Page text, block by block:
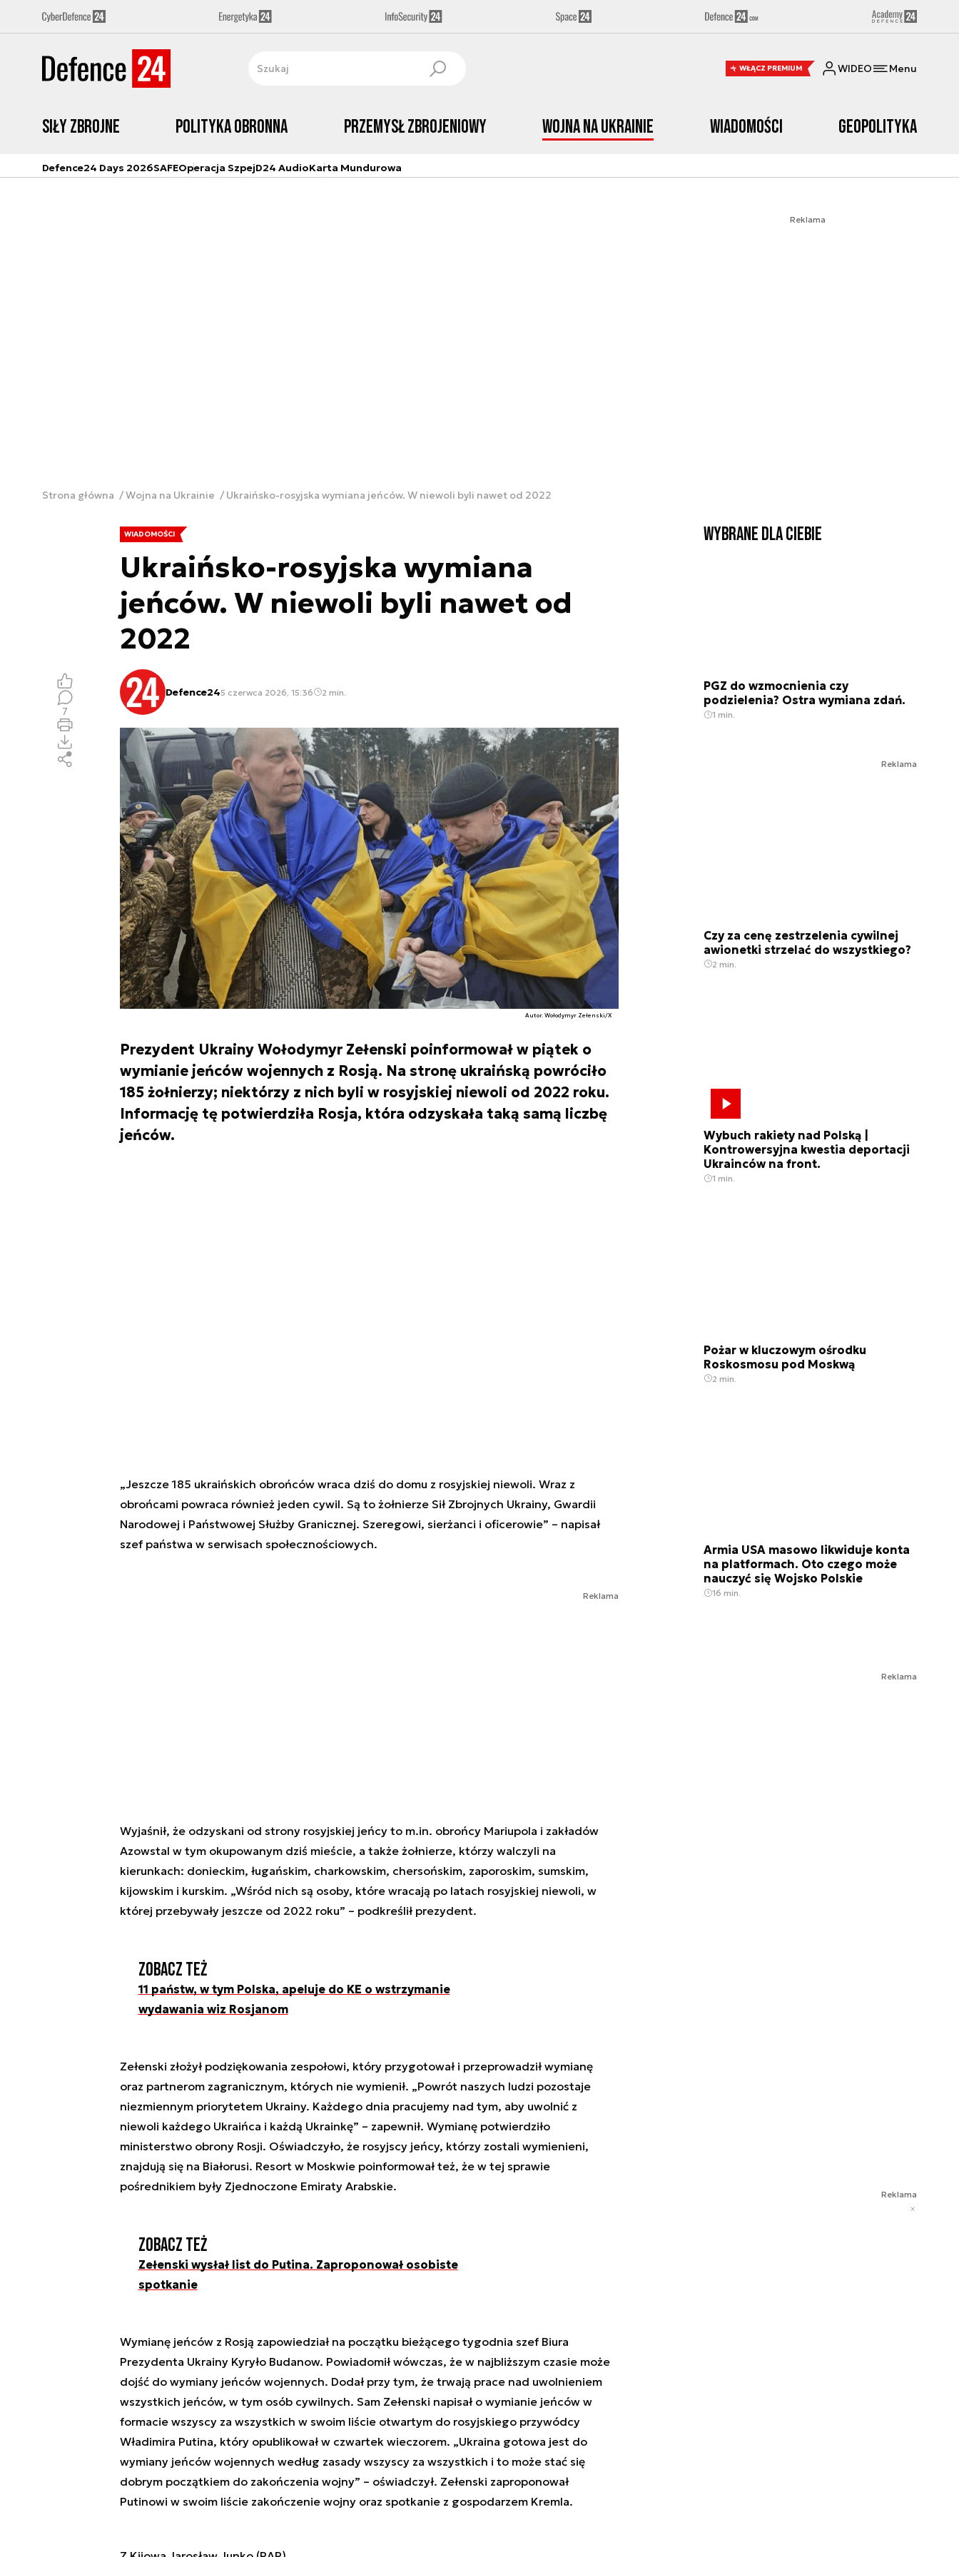
WŁĄCZ PREMIUM WIDEO Menu
Siły zbrojne Polityka obronna Przemysł Zbrojeniowy Wojna na Ukrainie Wiadomości Geopolityka
Defence24 Days 2026SAFEOperacja SzpejD24 AudioKarta Mundurowa
Reklama
Strona główna Wojna na Ukrainie Ukraińsko-rosyjska wymiana jeńców. W niewoli byli nawet od 2022
WIADOMOŚCI
Ukraińsko-rosyjska wymiana
jeńców. W niewoli byli nawet od
2022
Defence245 czerwca 2026, 15:36 2 min.
Autor. Wołodymyr Zełenski/X
Prezydent Ukrainy Wołodymyr Zełenski poinformował w piątek o
wymianie jeńców wojennych z Rosją. Na stronę ukraińską powróciło
185 żołnierzy; niektórzy z nich byli w rosyjskiej niewoli od 2022 roku.
Informację tę potwierdziła Rosja, która odzyskała taką samą liczbę
jeńców.
7
„Jeszcze 185 ukraińskich obrońców wraca dziś do domu z rosyjskiej niewoli. Wraz z
obrońcami powraca również jeden cywil. Są to żołnierze Sił Zbrojnych Ukrainy, Gwardii
Narodowej i Państwowej Służby Granicznej. Szeregowi, sierżanci i oficerowie” – napisał
szef państwa w serwisach społecznościowych.
Reklama
Wyjaśnił, że odzyskani od strony rosyjskiej jeńcy to m.in. obrońcy Mariupola i zakładów
Azowstal w tym okupowanym dziś mieście, a także żołnierze, którzy walczyli na
kierunkach: donieckim, ługańskim, charkowskim, chersońskim, zaporoskim, sumskim,
kijowskim i kurskim. „Wśród nich są osoby, które wracają po latach rosyjskiej niewoli, w
której przebywały jeszcze od 2022 roku” – podkreślił prezydent.
Zobacz też
11 państw, w tym Polska, apeluje do KE o wstrzymanie
wydawania wiz Rosjanom
Zełenski złożył podziękowania zespołowi, który przygotował i przeprowadził wymianę
oraz partnerom zagranicznym, których nie wymienił. „Powrót naszych ludzi pozostaje
niezmiennym priorytetem Ukrainy. Każdego dnia pracujemy nad tym, aby uwolnić z
niewoli każdego Ukraińca i każdą Ukrainkę” – zapewnił. Wymianę potwierdziło
ministerstwo obrony Rosji. Oświadczyło, że rosyjscy jeńcy, którzy zostali wymienieni,
znajdują się na Białorusi. Resort w Moskwie poinformował też, że w tej sprawie
pośrednikiem były Zjednoczone Emiraty Arabskie.
Zobacz też
Zełenski wysłał list do Putina. Zaproponował osobiste
spotkanie
Wymianę jeńców z Rosją zapowiedział na początku bieżącego tygodnia szef Biura
Prezydenta Ukrainy Kyryło Budanow. Powiadomił wówczas, że w najbliższym czasie może
dojść do wymiany jeńców wojennych. Dodał przy tym, że trwają prace nad uwolnieniem
wszystkich jeńców, w tym osób cywilnych. Sam Zełenski napisał o wymianie jeńców w
formacie wszyscy za wszystkich w swoim liście otwartym do rosyjskiego przywódcy
Władimira Putina, który opublikował w czwartek wieczorem. „Ukraina gotowa jest do
wymiany jeńców wojennych według zasady wszyscy za wszystkich i to może stać się
dobrym początkiem do zakończenia wojny” – oświadczył. Zełenski zaproponował
Putinowi w swoim liście zakończenie wojny oraz spotkanie z gospodarzem Kremla.
Wybrane dla Ciebie
PGZ do wzmocnienia czy
podzielenia? Ostra wymiana zdań.
1 min.
Reklama
Czy za cenę zestrzelenia cywilnej
awionetki strzelać do wszystkiego?
2 min.
Wybuch rakiety nad Polską |
Kontrowersyjna kwestia deportacji
Ukrainców na front.
1 min.
Pożar w kluczowym ośrodku
Roskosmosu pod Moskwą
2 min.
Armia USA masowo likwiduje konta
na platformach. Oto czego może
nauczyć się Wojsko Polskie
16 min.
Reklama
Reklama